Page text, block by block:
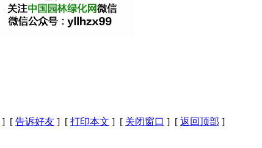
] [ 告诉好友 ] [ 打印本文 ] [ 关闭窗口 ] [ 返回顶部 ]